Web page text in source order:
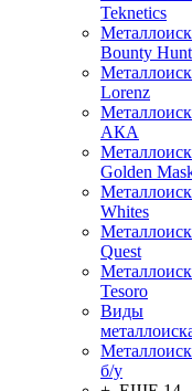
Teknetics
Bounty
Lorenz
АКА
Golden
Whites
Quest
Tesoro
Виды
б/у